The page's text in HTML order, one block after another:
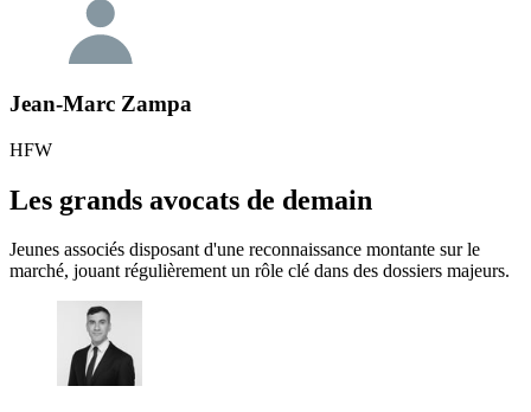
Jean-Marc Zampa
HFW
Les grands avocats de demain
Jeunes associés disposant d'une reconnaissance montante sur le
marché, jouant régulièrement un rôle clé dans des dossiers majeurs.